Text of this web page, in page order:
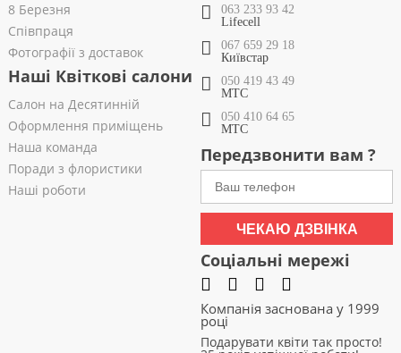
8 Березня
Співпраця
Фотографії з доставок
Наші Квіткові салони
Салон на Десятинній
Оформлення приміщень
Наша команда
Поради з флористики
Наші роботи
063 233 93 42
Lifecell
067 659 29 18
Київстар
050 419 43 49
МТС
050 410 64 65
МТС
Передзвонити вам ?
ЧЕКАЮ ДЗВІНКА
Соціальні мережі
Компанія заснована у 1999
році
Подарувати квіти так просто!